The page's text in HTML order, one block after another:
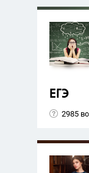
ЕГЭ
2985